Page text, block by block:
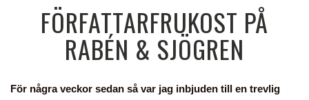
FÖRFATTARFRUKOST PÅ
RABÉN & SJÖGREN
För några veckor sedan så var jag inbjuden till en trevlig